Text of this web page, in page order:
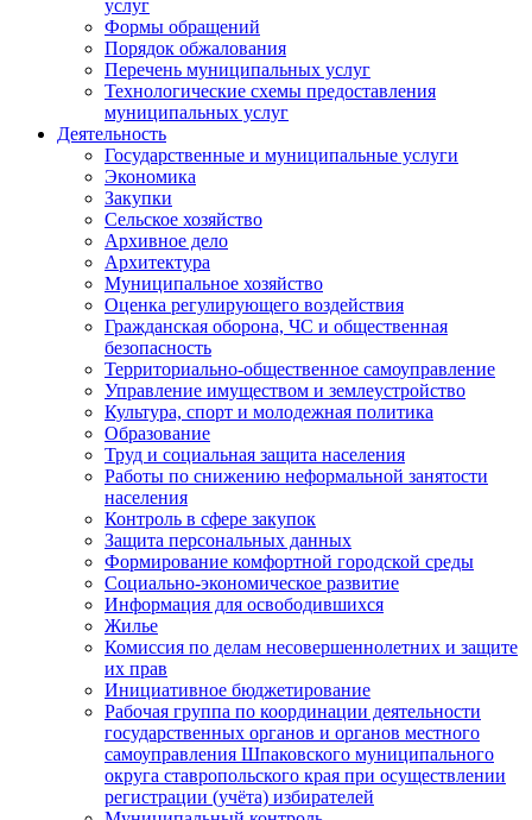
услуг
Формы обращений
Порядок обжалования
Перечень муниципальных услуг
Технологические схемы предоставления
муниципальных услуг
Деятельность
Государственные и муниципальные услуги
Экономика
Закупки
Сельское хозяйство
Архивное дело
Архитектура
Муниципальное хозяйство
Оценка регулирующего воздействия
Гражданская оборона, ЧС и общественная
безопасность
Территориально-общественное самоуправление
Управление имуществом и землеустройство
Культура, спорт и молодежная политика
Образование
Труд и социальная защита населения
Работы по снижению неформальной занятости
населения
Контроль в сфере закупок
Защита персональных данных
Формирование комфортной городской среды
Социально-экономическое развитие
Информация для освободившихся
Жилье
Комиссия по делам несовершеннолетних и защите
их прав
Инициативное бюджетирование
Рабочая группа по координации деятельности
государственных органов и органов местного
самоуправления Шпаковского муниципального
округа ставропольского края при осуществлении
регистрации (учёта) избирателей